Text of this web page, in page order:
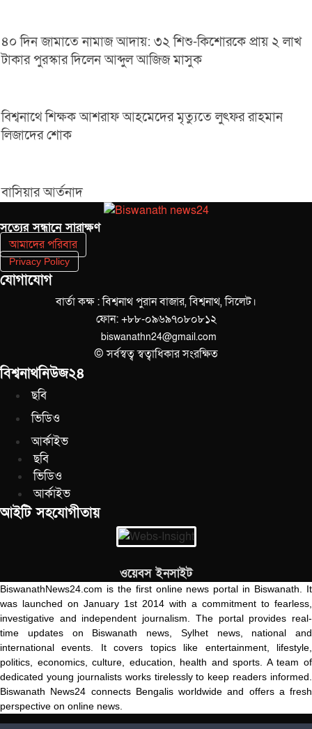
৪০ দিন জামাতে নামাজ আদায়: ৩২ শিশু-কিশোরকে প্রায় ২ লাখ
টাকার পুরস্কার দিলেন আব্দুল আজিজ মাসুক
বিশ্বনাথে শিক্ষক আশরাফ আহমেদের মৃত্যুতে লুৎফর রাহমান
লিজাদের শোক
বাসিয়ার আর্তনাদ
সত‌্যের সন্ধানে সারাক্ষণ
আমাদের পরিবার
Privacy Policy
যোগাযোগ
বার্তা কক্ষ : বিশ্বনাথ পুরান বাজার, বিশ্বনাথ, সিলেট।
ফোন: +৮৮-০৯৬৯৭০৮০৮১২
biswanathn24@gmail.com
© সর্বস্বত্ব স্বত্বাধিকার সংরক্ষিত
বিশ্বনাথনিউজ২৪
ছবি
ভিডিও
আর্কাইভ
ছবি
ভিডিও
আর্কাইভ
আইটি সহযোগীতায়
ওয়েবস ইনসাইট
BiswanathNews24.com is the first online news portal in Biswanath. It
was launched on January 1st 2014 with a commitment to fearless,
investigative and independent journalism. The portal provides real-
time updates on Biswanath news, Sylhet news, national and
international events. It covers topics like entertainment, lifestyle,
politics, economics, culture, education, health and sports. A team of
dedicated young journalists works tirelessly to keep readers informed.
Biswanath News24 connects Bengalis worldwide and offers a fresh
perspective on online news.